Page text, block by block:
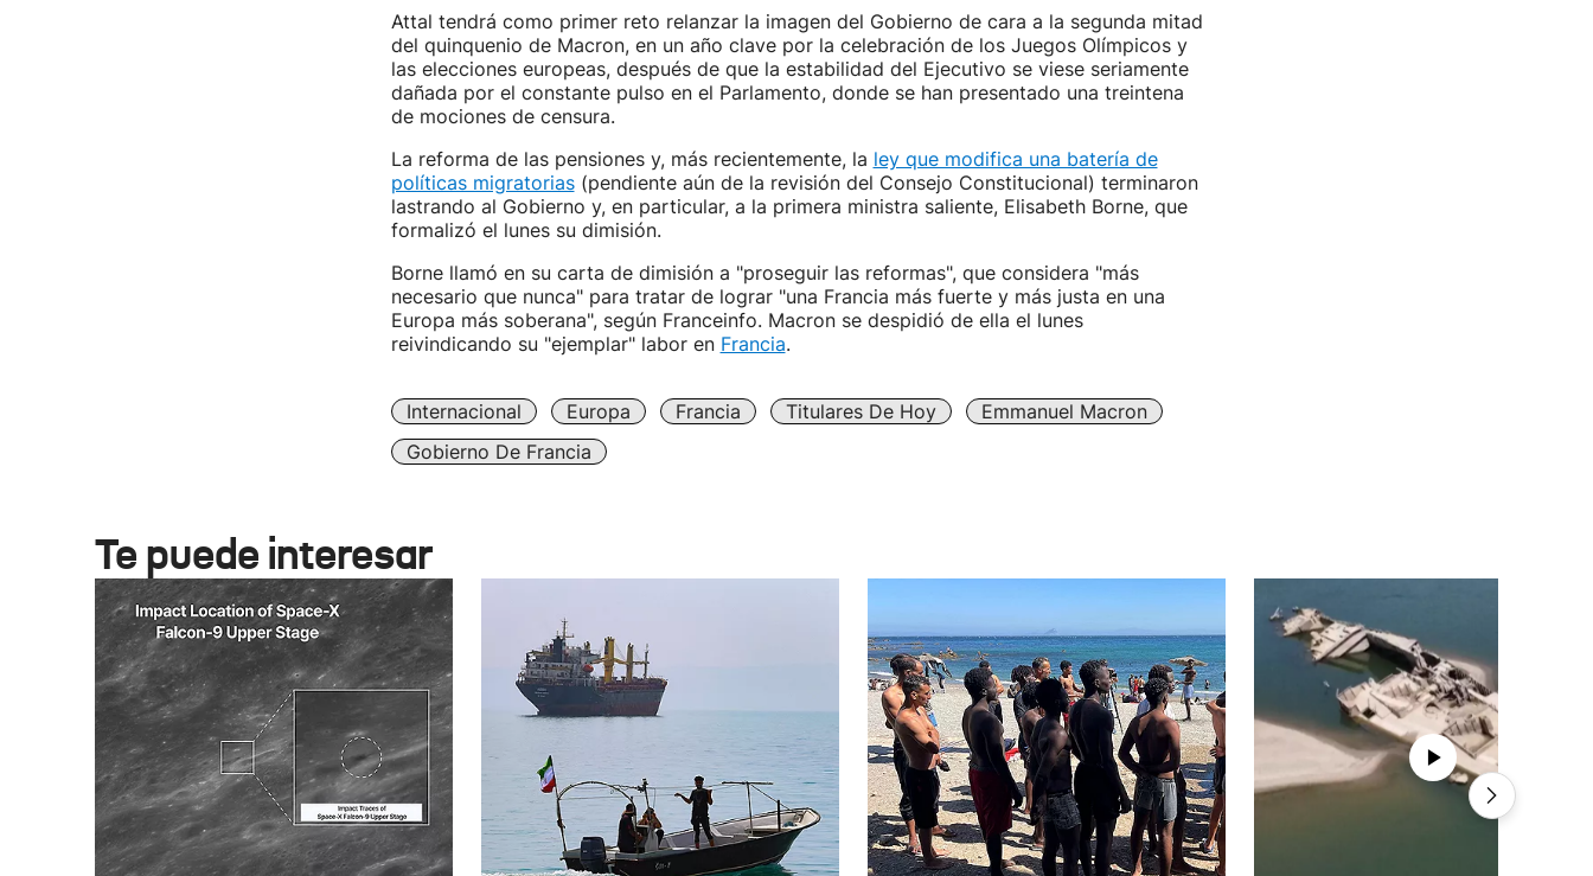
Attal tendrá como primer reto relanzar la imagen del Gobierno de cara a la segunda mitad
del quinquenio de Macron, en un año clave por la celebración de los Juegos Olímpicos y
las elecciones europeas, después de que la estabilidad del Ejecutivo se viese seriamente
dañada por el constante pulso en el Parlamento, donde se han presentado una treintena
de mociones de censura.
La reforma de las pensiones y, más recientemente, la ley que modifica una batería de
políticas migratorias(pendiente aún de la revisión del Consejo Constitucional) terminaron
lastrando al Gobierno y, en particular, a la primera ministra saliente, Elisabeth Borne, que
formalizó el lunes su dimisión.
Borne llamó en su carta de dimisión a "proseguir las reformas", que considera "más
necesario que nunca" para tratar de lograr "una Francia más fuerte y más justa en una
Europa más soberana", según Franceinfo. Macron se despidió de ella el lunes
reivindicando su "ejemplar" labor en Francia.
Internacional Europa Francia Titulares De Hoy
Emmanuel Macron
Gobierno De Francia
Te puede interesar